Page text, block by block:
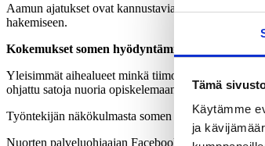
Tämä
Käytämme
ja
Aamun ajatukset ovat kannustavia aforismeja
hakemiseen.
Kokemukset somen hyödyntämisestä positiivisia
Yleisimmät aihealueet minkä tiimoilta nuoret ovat
ohjattu satoja nuoria opiskelemaan, työkokeiluihin,
Työntekijän näkökulmasta somen hyödyntäminen
Nuorten palveluohjaajan Facebook kaveriksi on